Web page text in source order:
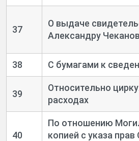
37
О выдаче
Александру
38 С бумагами к
39
Относительно
расходах
40
По отношению
копией с указа